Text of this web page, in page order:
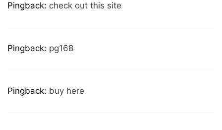
Pingback: check out this site
Pingback: pg168
Pingback: buy here